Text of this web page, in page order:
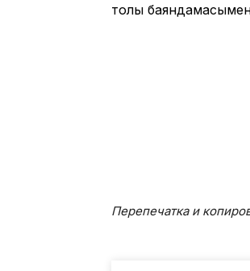
толық
Перепечатка и